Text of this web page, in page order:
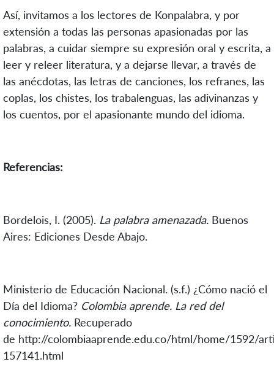
Así, invitamos a los lectores de Konpalabra, y por
extensión a todas las personas apasionadas por las
palabras, a cuidar siempre su expresión oral y escrita, a
leer y releer literatura, y a dejarse llevar, a través de
las anécdotas, las letras de canciones, los refranes, las
coplas, los chistes, los trabalenguas, las adivinanzas y
los cuentos, por el apasionante mundo del idioma.
Referencias:
Bordelois, I. (2005). La palabra amenazada. Buenos
Aires: Ediciones Desde Abajo.
Ministerio de Educación Nacional. (s.f.) ¿Cómo nació el
Día del Idioma? Colombia aprende. La red del
conocimiento. Recuperado
de http://colombiaaprende.edu.co/html/home/1592/
157141.html